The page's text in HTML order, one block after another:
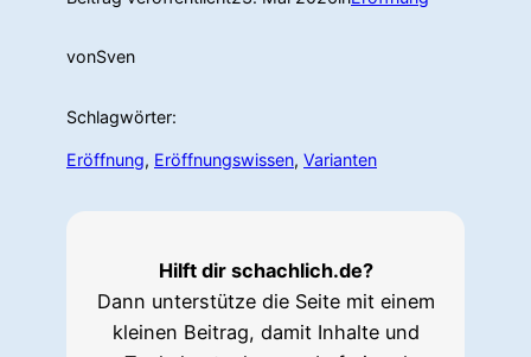
vonSven
Schlagwörter:
Eröffnung, Eröffnungswissen, Varianten
Hilft dir schachlich.de?
Dann unterstütze die Seite mit einem
kleinen Beitrag, damit Inhalte und